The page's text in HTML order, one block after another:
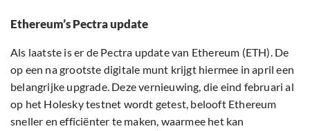
Ethereum’s Pectra update
Als laatste is er de Pectra update van Ethereum (ETH). De
op een na grootste digitale munt krijgt hiermee in april een
belangrijke upgrade. Deze vernieuwing, die eind februari al
op het Holesky testnet wordt getest, belooft Ethereum
sneller en efficiënter te maken, waarmee het kan